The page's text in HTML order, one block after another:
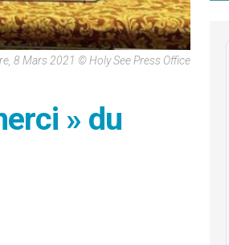
8 Mars 2021 © Holy See Press Office
» du